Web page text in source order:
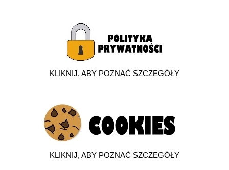
KLIKNIJ, ABY POZNAĆ SZCZEGÓŁY
KLIKNIJ, ABY POZNAĆ SZCZEGÓŁY